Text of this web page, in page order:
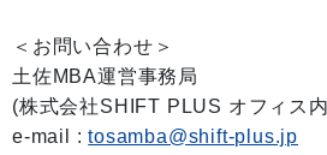
＜お問い合わせ＞
土佐MBA運営事務局
(株式会社SHIFT PLUS オフィス
e-mail :tosamba@shift-plus.jp